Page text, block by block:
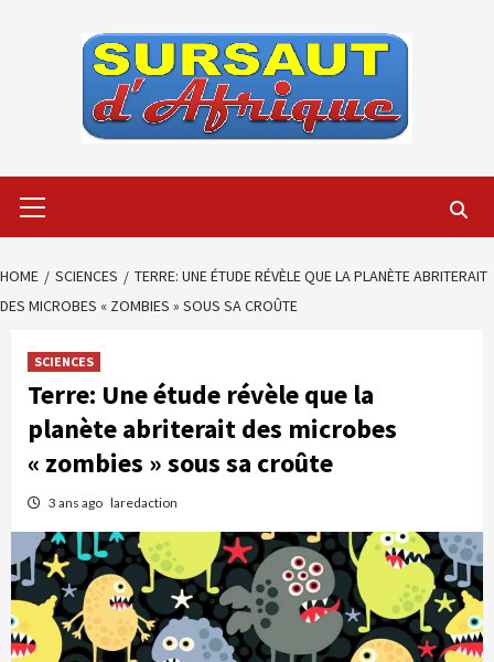
Menu
HOME SCIENCES
TERRE: UNE ÉTUDE RÉVÈLE QUE LA PLANÈTE ABRITERAIT
DES MICROBES « ZOMBIES » SOUS SA CROÛTE
SCIENCES
Terre: Une étude révèle que la
planète abriterait des microbes
« zombies » sous sa croûte
3 ans ago laredaction